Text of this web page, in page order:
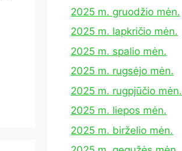
2025 m. gruodžio mėn.
2025 m. lapkričio mėn.
2025 m. spalio mėn.
2025 m. rugsėjo mėn.
2025 m. rugpjūčio mėn.
2025 m. liepos mėn.
2025 m. birželio mėn.